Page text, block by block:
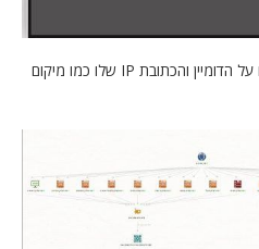
התוצאה היא שהוא מצא עוד פרטים על הדומיין והכתובת IP שלו כמו מיקום